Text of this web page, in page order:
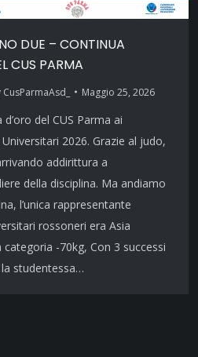
DUE – CONTINUA
CUS PARMA
CusParmaAsd_ Maggio 25, 2026
del CUS Parma ai
2026. Grazie al judo,
addirittura a
della disciplina. Ma andiamo
l’unica rappresentante
rossoneri era Asia
categoria -70kg, Con 3 successi
studentessa…